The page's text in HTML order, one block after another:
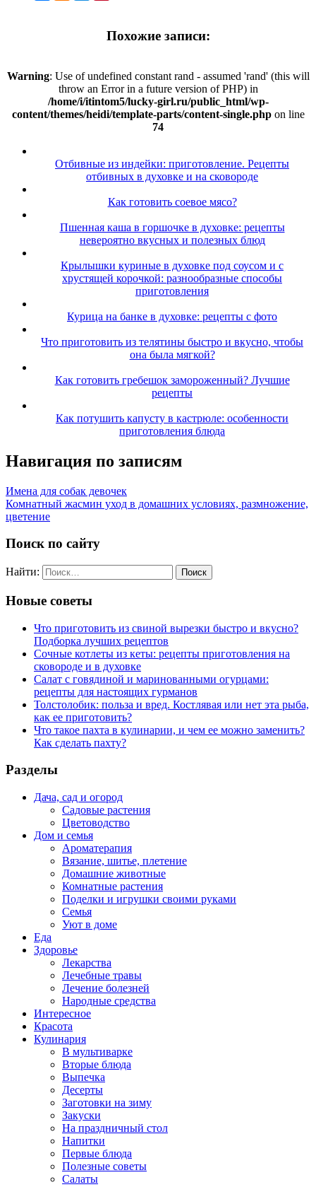
Похожие записи:
Warning: Use of undefined constant rand - assumed 'rand' (this will
throw an Error in a future version of PHP) in
/home/i/itintom5/lucky-girl.ru/public_html/wp-
content/themes/heidi/template-parts/content-single.phpon line
74
Отбивные из индейки: приготовление. Рецепты
отбивных в духовке и на сковороде
Как готовить соевое мясо?
Пшенная каша в горшочке в духовке: рецепты
невероятно вкусных и полезных блюд
Крылышки куриные в духовке под соусом и с
хрустящей корочкой: разнообразные способы
приготовления
Курица на банке в духовке: рецепты с фото
Что приготовить из телятины быстро и вкусно, чтобы
она была мягкой?
Как готовить гребешок замороженный? Лучшие
рецепты
Как потушить капусту в кастрюле: особенности
приготовления блюда
Навигация по записям
Имена для собак девочек
Комнатный жасмин уход в домашних условиях, размножение,
цветение
Поиск по сайту
Найти:
Новые советы
Что приготовить из свиной вырезки быстро и вкусно?
Подборка лучших рецептов
Сочные котлеты из кеты: рецепты приготовления на
сковороде и в духовке
Салат с говядиной и маринованными огурцами:
рецепты для настоящих гурманов
Толстолобик: польза и вред. Костлявая или нет эта рыба,
как ее приготовить?
Что такое пахта в кулинарии, и чем ее можно заменить?
Как сделать пахту?
Разделы
Дача, сад и огород
Садовые растения
Цветоводство
Дом и семья
Ароматерапия
Вязание, шитье, плетение
Домашние животные
Комнатные растения
Поделки и игрушки своими руками
Семья
Уют в доме
Еда
Здоровье
Лекарства
Лечебные травы
Лечение болезней
Народные средства
Интересное
Красота
Кулинария
В мультиварке
Вторые блюда
Выпечка
Десерты
Заготовки на зиму
Закуски
На праздничный стол
Напитки
Первые блюда
Полезные советы
Салаты